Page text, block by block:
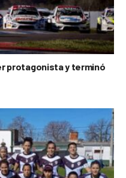
protagonista y terminó